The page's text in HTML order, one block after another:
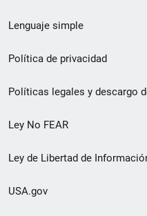
de
pie
de
página
Lenguaje simple
Política de privacidad
Políticas legales y descargo
Ley No FEAR
Ley de Libertad de
USA.gov